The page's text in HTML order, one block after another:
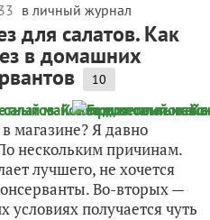
в личный журнал
для салатов. Как
в домашних
10
магазине? Я давно
нескольким причинам.
лучшего, не хочется
Во-вторых —
получается чуть